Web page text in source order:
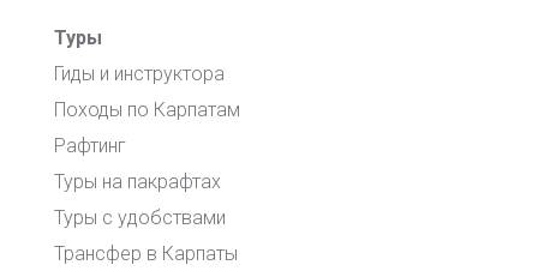
Туры
Гиды и инструктора
Походы по Карпатам
Рафтинг
Туры на пакрафтах
Туры с удобствами
Трансфер в Карпаты